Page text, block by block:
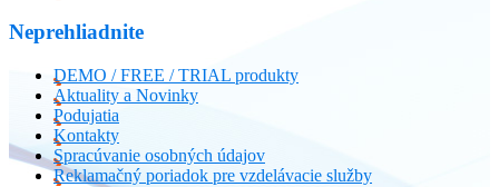
Neprehliadnite
DEMO / FREE / TRIAL produkty
Aktuality a Novinky
Podujatia
Kontakty
Spracúvanie osobných údajov
Reklamačný poriadok pre vzdelávacie služby